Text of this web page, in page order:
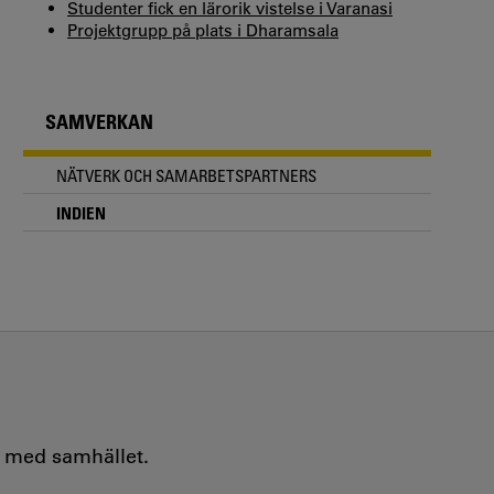
Studenter fick en lärorik vistelse i Varanasi
Projektgrupp på plats i Dharamsala
SAMVERKAN
NÄTVERK OCH SAMARBETSPARTNERS
INDIEN
samhället.